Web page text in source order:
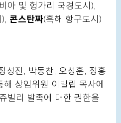
아 및 헝가리 국경도시),
콘스탄짜(흑해 항구도시)
성진, 박동찬, 오성훈, 정홍
상임위원 이빌립 목사에
빌리 발족에 대한 권한을